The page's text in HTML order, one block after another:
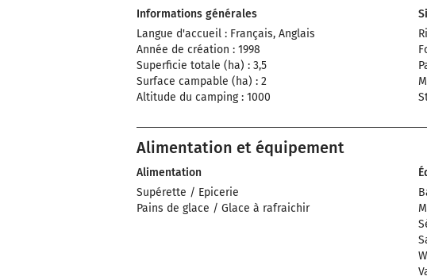
Informations générales
Langue d'accueil : Français, Anglais
Année de création : 1998
Superficie totale (ha) : 3,5
Surface campable (ha) : 2
Altitude du camping : 1000
Alimentation et équipement
Alimentation
Supérette / Epicerie
Pains de glace / Glace à rafraichir